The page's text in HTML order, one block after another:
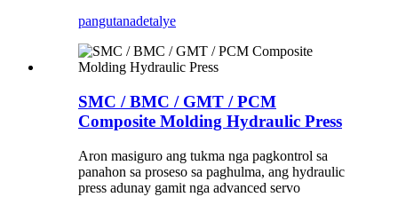
pangutanadetalye
SMC / BMC / GMT / PCM
Composite Molding Hydraulic Press
Aron masiguro ang tukma nga pagkontrol sa
panahon sa proseso sa paghulma, ang hydraulic
press adunay gamit nga advanced servo